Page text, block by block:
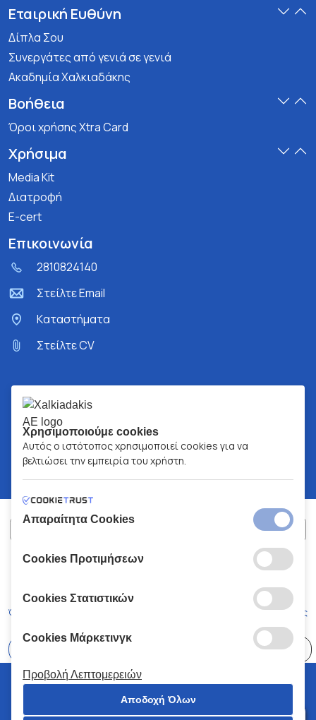
Εταιρική Ευθύνη
Δίπλα Σου
Συνεργάτες από γενιά σε γενιά
Ακαδημία Χαλκιαδάκης
Βοήθεια
Όροι χρήσης Xtra Card
Χρήσιμα
Media Kit
Διατροφή
E-cert
Επικοινωνία
2810824140
Στείλτε Email
Kαταστήματα
Στείλτε CV
ΧΑΛΚΙΑΔΑΚΗΣ Α.Ε.
Όροι και Προϋποθέσεις Κώδικας Δεοντολογίας
© 2026 Χαλκιαδάκης all rights reserved
Χρησιμοποιούμε cookies
Αυτός ο ιστότοπος χρησιμοποιεί cookies για να
βελτιώσει την εμπειρία του χρήστη.
Απαραίτητα Cookies
Cookies Προτιμήσεων
Cookies Στατιστικών
Cookies Μάρκετινγκ
Προβολή Λεπτομερειών
Αποδοχή Όλων